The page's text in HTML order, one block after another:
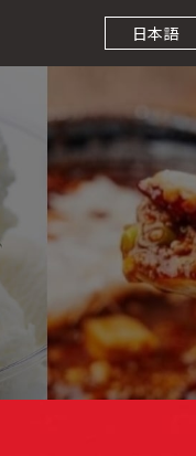
日本語